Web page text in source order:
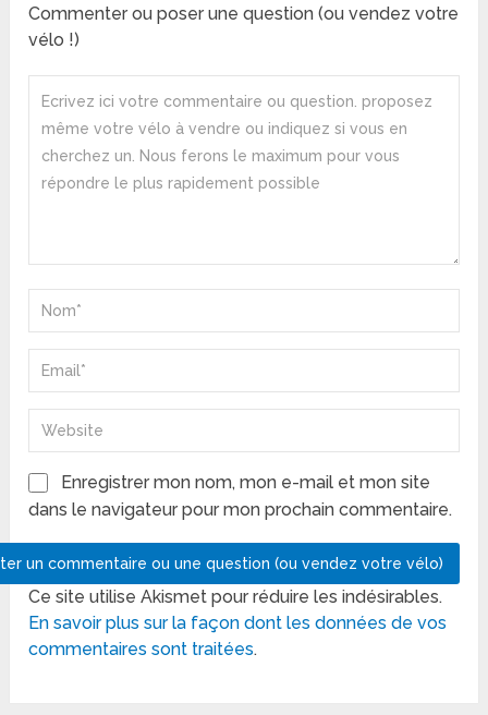
Commenter ou poser une question (ou vendez votre
vélo !)
Enregistrer mon nom, mon e-mail et mon site
dans le navigateur pour mon prochain commentaire.
Ce site utilise Akismet pour réduire les indésirables.
En savoir plus sur la façon dont les données de vos
commentaires sont traitées.